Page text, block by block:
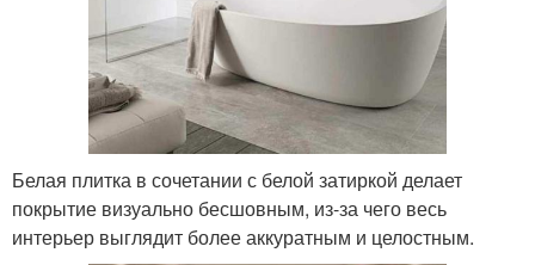
Белая плитка в сочетании с белой затиркой делает
покрытие визуально бесшовным, из-за чего весь
интерьер выглядит более аккуратным и целостным.